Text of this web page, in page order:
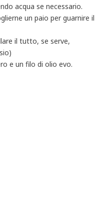
acqua se necessario.
un paio per guarnire il
il tutto, se serve,
e un filo di olio evo.